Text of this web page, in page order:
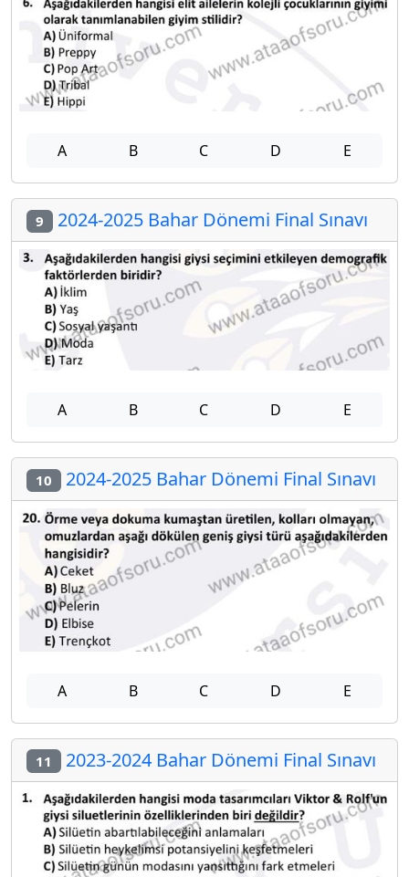
A B C D E
9 2024-2025 Bahar Dönemi Final Sınavı
A B C D E
10 2024-2025 Bahar Dönemi Final Sınavı
A B C D E
11 2023-2024 Bahar Dönemi Final Sınavı